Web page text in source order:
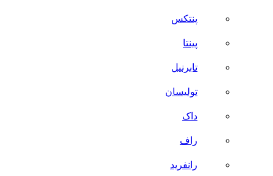
پنتکس
پینتا
تابرنیل
تولیسان
داک
راف
رانفرید